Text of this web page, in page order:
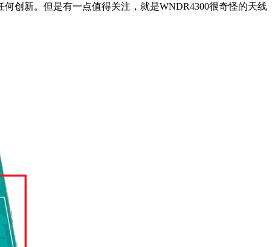
创新。但是有一点值得关注，就是WNDR4300很奇怪的天线